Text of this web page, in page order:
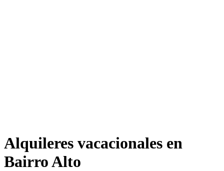
Alquileres vacacionales en
Bairro Alto